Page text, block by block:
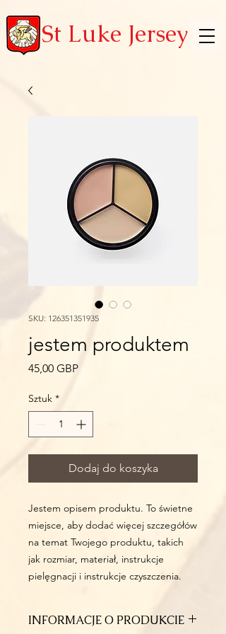
St Luke Jersey
SKU: 126351351935
jestem produktem
45,00 GBPCena
Sztuk *
Dodaj do koszyka
Jestem opisem produktu. To świetne
miejsce, aby dodać więcej szczegółów
na temat Twojego produktu, takich
jak rozmiar, materiał, instrukcje
pielęgnacji i instrukcje czyszczenia.
INFORMACJE O PRODUKCIE